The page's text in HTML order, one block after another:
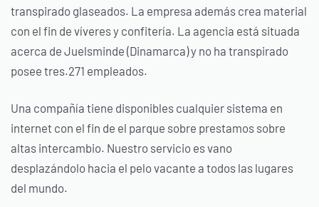
transpirado glaseados. La empresa además crea material
con el fin de ví­veres y confitería. La agencia está situada
acerca de Juelsminde (Dinamarca) y no ha transpirado
posee tres.271 empleados.
Una compañía tiene disponibles cualquier sistema en
internet con el fin de el parque sobre prestamos sobre
altas intercambio. Nuestro servicio es vano
desplazándolo hacia el pelo vacante a todos las lugares
del mundo.